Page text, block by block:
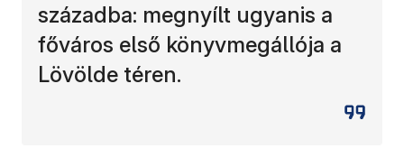
századba: megnyílt ugyanis a
főváros első könyvmegállója a
Lövölde téren.